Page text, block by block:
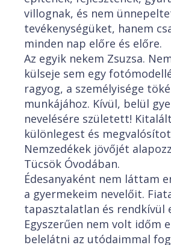
villognak, és nem
tevékenységüket, hanem
minden nap előre és előre.
Az egyik nekem Zsuzsa.
külseje sem egy
ragyog, a személyisége
munkájához. Kívül, belül
nevelésére született!
különlegest és
Nemzedékek jövőjét
Tücsök Óvodában.
Édesanyaként nem láttam
a gyermekeim nevelőit.
tapasztalatlan és rendkívül
Egyszerűen nem volt időm
belelátni az utódaimmal